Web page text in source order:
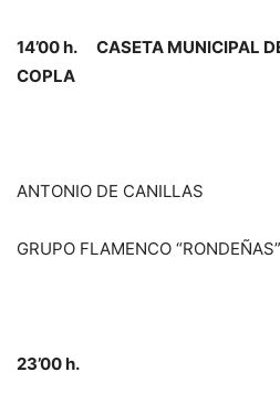
14’00 h. CASETA MUNICIPAL
COPLA
ANTONIO DE CANILLAS
GRUPO FLAMENCO “RONDEÑAS”
23’00 h.